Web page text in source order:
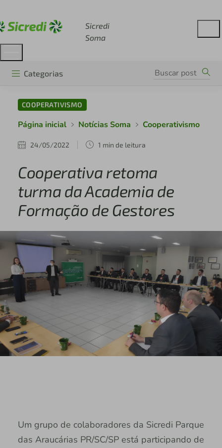
Sicredi
Soma
Categorias
COOPERATIVISMO
Página inicial Notícias Soma Cooperativismo
24/05/2022 1 min de leitura
Cooperativa retoma
turma da Academia de
Formação de Gestores
Um grupo de colaboradores da Sicredi Parque
das Araucárias PR/SC/SP está participando de